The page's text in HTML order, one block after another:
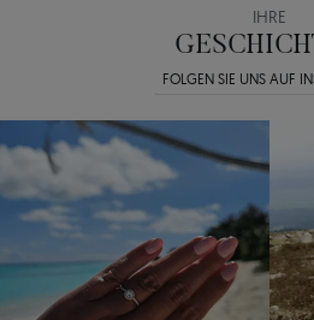
IHRE
FOLGEN SIE UNS AUF